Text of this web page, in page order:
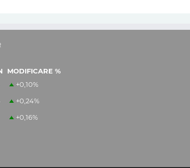
MODIFICARE %
+0,10%
+0,24%
+0,16%